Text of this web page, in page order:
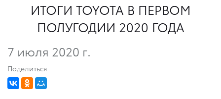
ИТОГИ TOYOTA В ПЕРВОМ
ПОЛУГОДИИ 2020 ГОДА
7 июля 2020 г.
Поделиться